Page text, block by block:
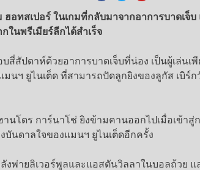
อทสเปอร์ ในเกมที่กลับมาจากอาการบาดเจ็บ
ในพรีเมียร์ลีกได้สำเร็จ
สัปดาห์ด้วยอาการบาดเจ็บที่น่อง เป็นผู้เล่นเ
นฯ ยูไนเต็ด ที่สามารถปัดลูกยิงของลูกัส เบิร์
นโดร การ์นาโช่ ยิงข้ามคานออกไปเมื่อเข้าสู่
บันดาลใจของแมนฯ ยูไนเต็ดอีกครั้ง
พ่ายลิเวอร์พูลและแอสตันวิลลาในบอลถ้วย แ